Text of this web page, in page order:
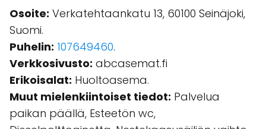
Osoite: Verkatehtaankatu 13, 60100 Seinäjoki,
Suomi.
Puhelin: 107649460.
Verkkosivusto: abcasemat.fi
Erikoisalat: Huoltoasema.
Muut mielenkiintoiset tiedot: Palvelua
paikan päällä, Esteetön wc,